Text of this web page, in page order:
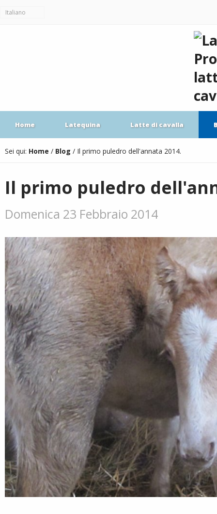
Italiano
Home Latequina Latte di cavalla
Sei qui: Home / Blog / Il primo puledro dell'annata 2014.
Il primo puledro
Domenica 23 Febbraio 2014